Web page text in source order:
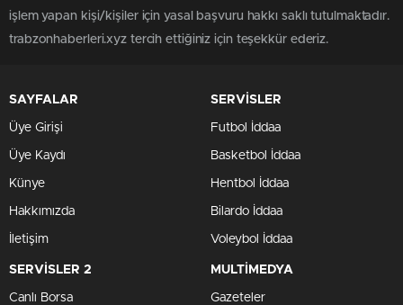
işlem yapan kişi/kişiler için yasal başvuru hakkı saklı tutulmaktadır.
trabzonhaberleri.xyz tercih ettiğiniz için teşekkür ederiz.
SAYFALAR
Üye Girişi
Üye Kaydı
Künye
Hakkımızda
İletişim
SERVİSLER
Futbol İddaa
Basketbol İddaa
Hentbol İddaa
Bilardo İddaa
Voleybol İddaa
SERVİSLER 2
Canlı Borsa
MULTİMEDYA
Gazeteler